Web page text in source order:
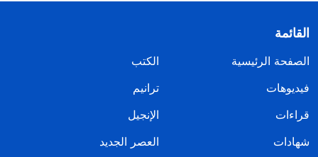
القائمة
الصفحة الرئيسية
الكتب
فيديوهات
ترانيم
قراءات
الإنجيل
شهادات
العصر الجديد